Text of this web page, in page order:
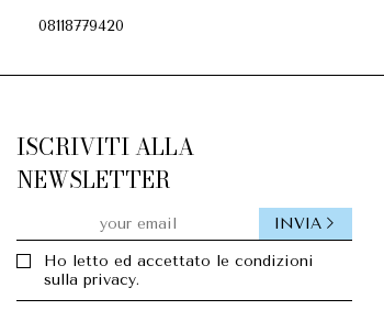
08118779420
ISCRIVITI ALLA
NEWSLETTER
Ho letto ed accettato le condizioni
sulla privacy.
INVIA